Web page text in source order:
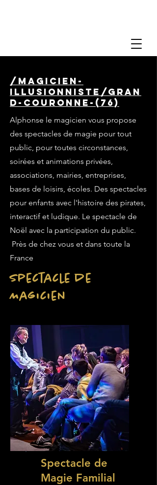
/magicien-
illusionniste/gran
d-couronne-(76)
Alphonse le magicien vous propose
des spectacles de magie pour tout
public, pour toutes circonstances,
soirées et animations privées,
associations, mairies, entreprises,
bases de loisirs, écoles. Des spectacles
pour enfants avec l'histoire des pirates,
interactif et ludique. Le spectacle de
Noël avec la participation du public.
Près de chez vous et dans toute la
France
Spectacle de
Magicien
Spectacle de
Magie Familial